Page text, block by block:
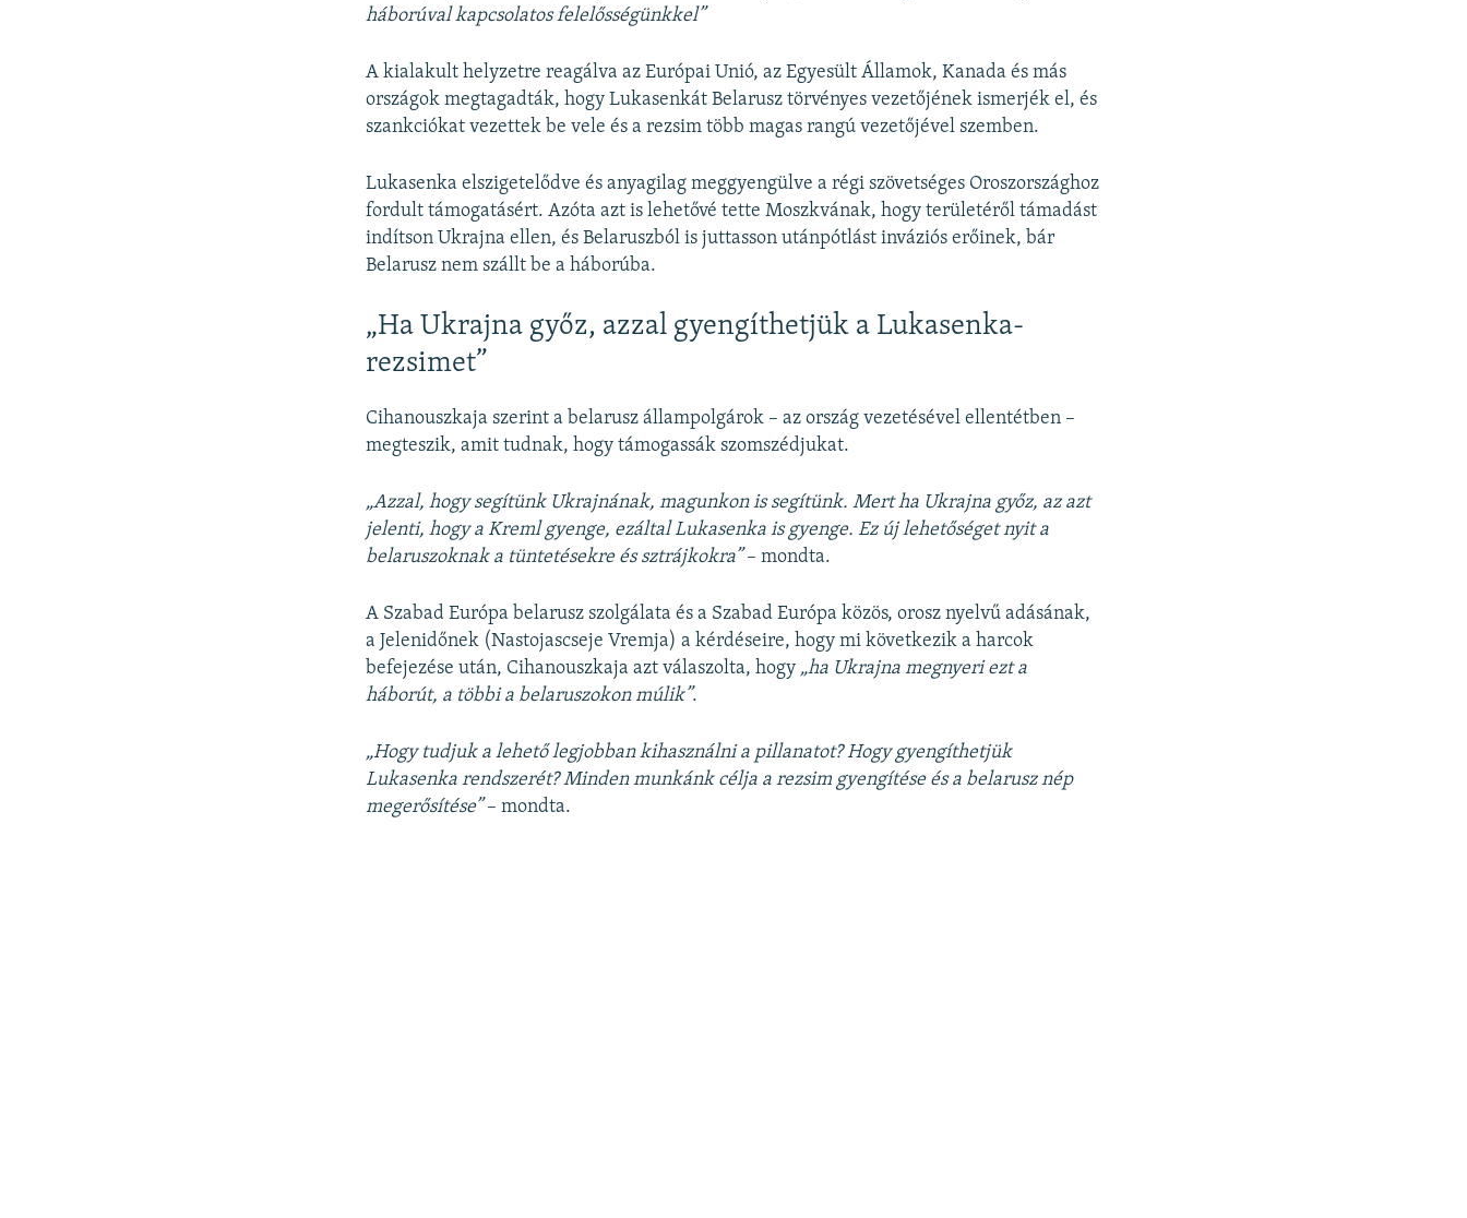
háborúval kapcsolatos felelősségünkkel”
A kialakult helyzetre reagálva az Európai Unió, az Egyesült Államok, Kanada és más
országok megtagadták, hogy Lukasenkát Belarusz törvényes vezetőjének ismerjék el, és
szankciókat vezettek be vele és a rezsim több magas rangú vezetőjével szemben.
Lukasenka elszigetelődve és anyagilag meggyengülve a régi szövetséges Oroszországhoz
fordult támogatásért. Azóta azt is lehetővé tette Moszkvának, hogy területéről támadást
indítson Ukrajna ellen, és Belaruszból is juttasson utánpótlást inváziós erőinek, bár
Belarusz nem szállt be a háborúba.
„Ha Ukrajna győz, azzal gyengíthetjük a Lukasenka-
rezsimet”
Cihanouszkaja szerint a belarusz állampolgárok – az ország vezetésével ellentétben –
megteszik, amit tudnak, hogy támogassák szomszédjukat.
„Azzal, hogy segítünk Ukrajnának, magunkon is segítünk. Mert ha Ukrajna győz, az azt
jelenti, hogy a Kreml gyenge, ezáltal Lukasenka is gyenge. Ez új lehetőséget nyit a
belaruszoknak a tüntetésekre és sztrájkokra”– mondta.
A Szabad Európa belarusz szolgálata és a Szabad Európa közös, orosz nyelvű adásának,
a Jelenidőnek (Nastojascseje Vremja) a kérdéseire, hogy mi következik a harcok
befejezése után, Cihanouszkaja azt válaszolta, hogy „ha Ukrajna megnyeri ezt a
háborút, a többi a belaruszokon múlik”.
„Hogy tudjuk a lehető legjobban kihasználni a pillanatot? Hogy gyengíthetjük
Lukasenka rendszerét? Minden munkánk célja a rezsim gyengítése és a belarusz nép
megerősítése”– mondta.